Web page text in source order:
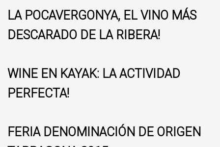
LA POCAVERGONYA, EL VINO MÁS
DESCARADO DE LA RIBERA!
WINE EN KAYAK: LA ACTIVIDAD
PERFECTA!
FERIA DENOMINACIÓN DE ORIGEN